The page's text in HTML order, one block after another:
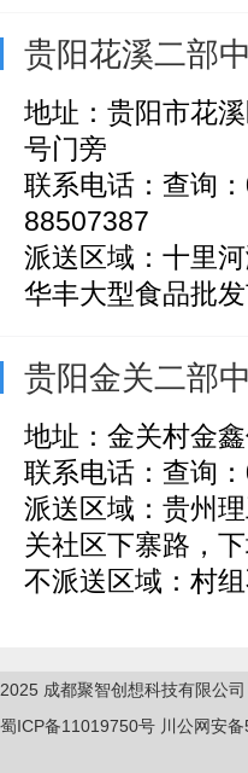
贵阳花溪二部
地址：贵阳市花
号门旁
联系电话：查询
88507387
派送区域：十里
华丰大型食品批
贵阳金关二部
地址：金关村金
联系电话：查询
派送区域：贵州
关社区下寨路，
不派送区域：村
2025 成都聚智创想科技有限公司
蜀ICP备11019750号 川公网安